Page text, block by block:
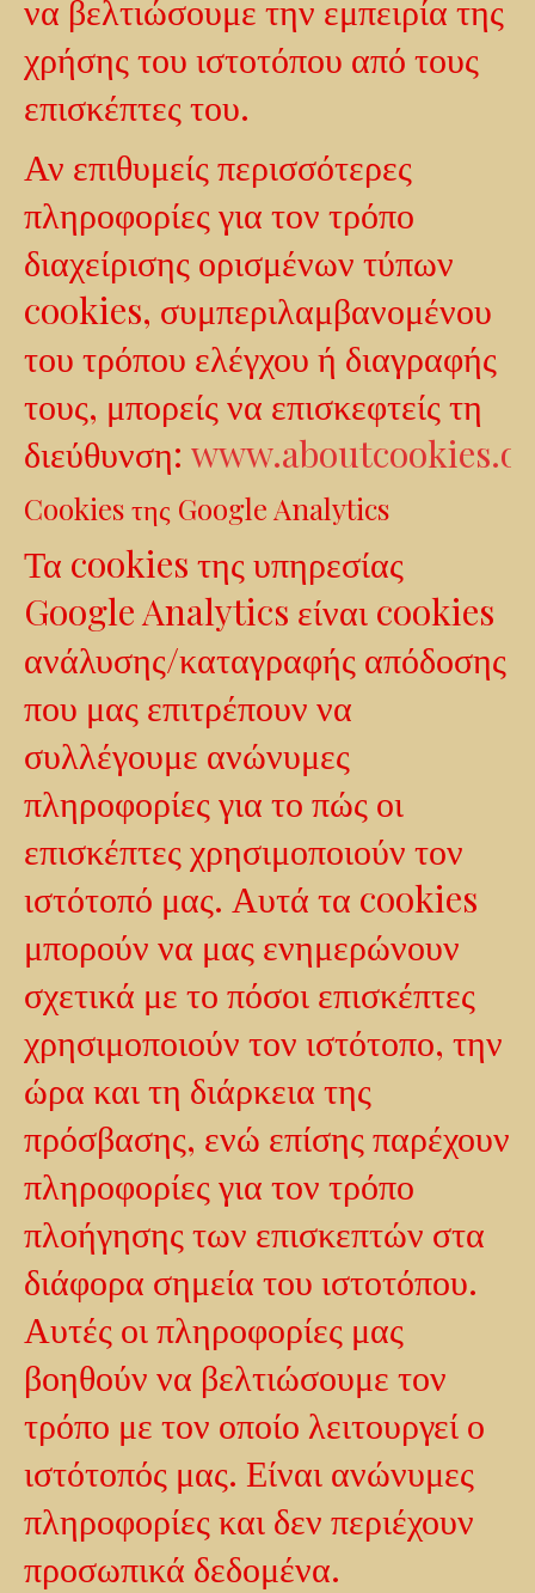
να βελτιώσουμε την εμπειρία της
χρήσης του ιστοτόπου από τους
επισκέπτες του.
Αν επιθυμείς περισσότερες
πληροφορίες για τον τρόπο
διαχείρισης ορισμένων τύπων
cookies, συμπεριλαμβανομένου
του τρόπου ελέγχου ή διαγραφής
τους, μπορείς να επισκεφτείς τη
διεύθυνση:
Cookies της Google Analytics
Τα cookies της υπηρεσίας
Google Analytics είναι cookies
ανάλυσης/καταγραφής απόδοσης
που μας επιτρέπουν να
συλλέγουμε ανώνυμες
πληροφορίες για το πώς οι
επισκέπτες χρησιμοποιούν τον
ιστότοπό μας. Αυτά τα cookies
μπορούν να μας ενημερώνουν
σχετικά με το πόσοι επισκέπτες
χρησιμοποιούν τον ιστότοπο, την
ώρα και τη διάρκεια της
πρόσβασης, ενώ επίσης παρέχουν
πληροφορίες για τον τρόπο
πλοήγησης των επισκεπτών στα
διάφορα σημεία του ιστοτόπου.
Αυτές οι πληροφορίες μας
βοηθούν να βελτιώσουμε τον
τρόπο με τον οποίο λειτουργεί ο
ιστότοπός μας. Είναι ανώνυμες
πληροφορίες και δεν περιέχουν
προσωπικά δεδομένα.